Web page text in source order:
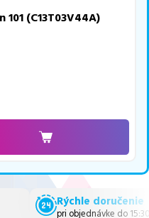
(C13T03V44A)
Rýchle doručenie
pri objednávke do